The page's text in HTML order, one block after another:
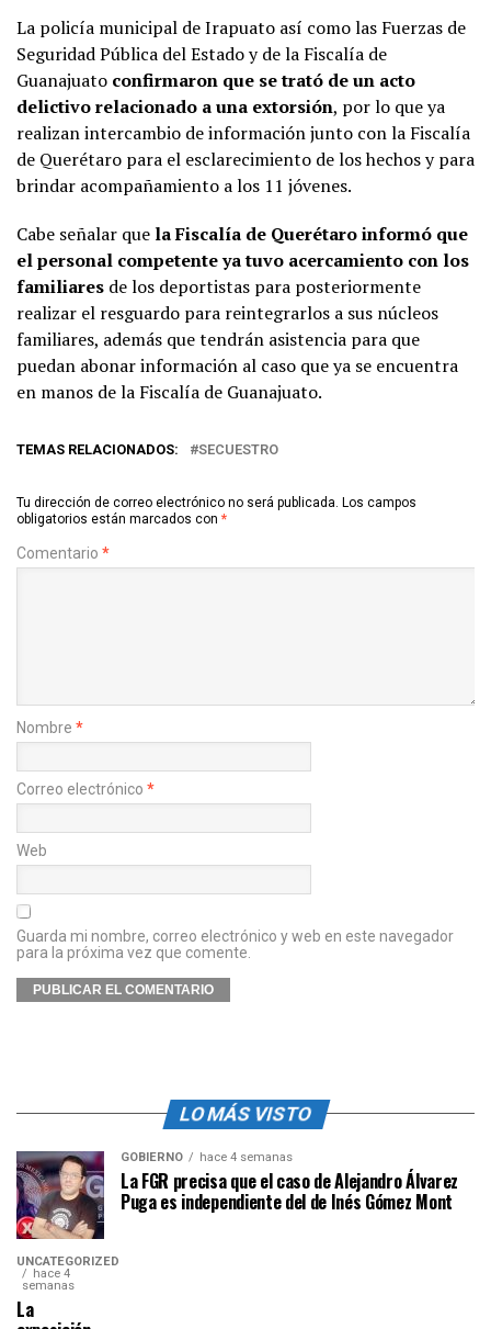
La policía municipal de Irapuato así como las Fuerzas de
Seguridad Pública del Estado y de la Fiscalía de
Guanajuato confirmaron que se trató de un acto
delictivo relacionado a una extorsión, por lo que ya
realizan intercambio de información junto con la Fiscalía
de Querétaro para el esclarecimiento de los hechos y para
brindar acompañamiento a los 11 jóvenes.
Cabe señalar que la Fiscalía de Querétaro informó que
el personal competente ya tuvo acercamiento con los
familiares de los deportistas para posteriormente
realizar el resguardo para reintegrarlos a sus núcleos
familiares, además que tendrán asistencia para que
puedan abonar información al caso que ya se encuentra
en manos de la Fiscalía de Guanajuato.
TEMAS RELACIONADOS: SECUESTRO
Tu dirección de correo electrónico no será publicada. Los campos
obligatorios están marcados con *
Comentario *
Nombre *
Correo electrónico *
Web
Guarda mi nombre, correo electrónico y web en este navegador
para la próxima vez que comente.
LO MÁS VISTO
GOBIERNO hace 4 semanas
La FGR precisa que el caso de Alejandro Álvarez
Puga es independiente del de Inés Gómez Mont
UNCATEGORIZED
hace 4
semanas
La